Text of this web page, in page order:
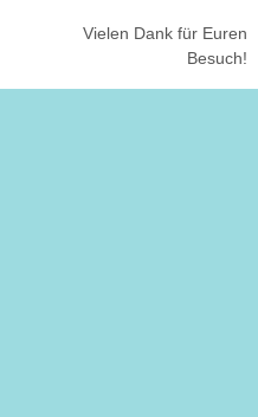
Vielen Dank für Euren
Besuch!